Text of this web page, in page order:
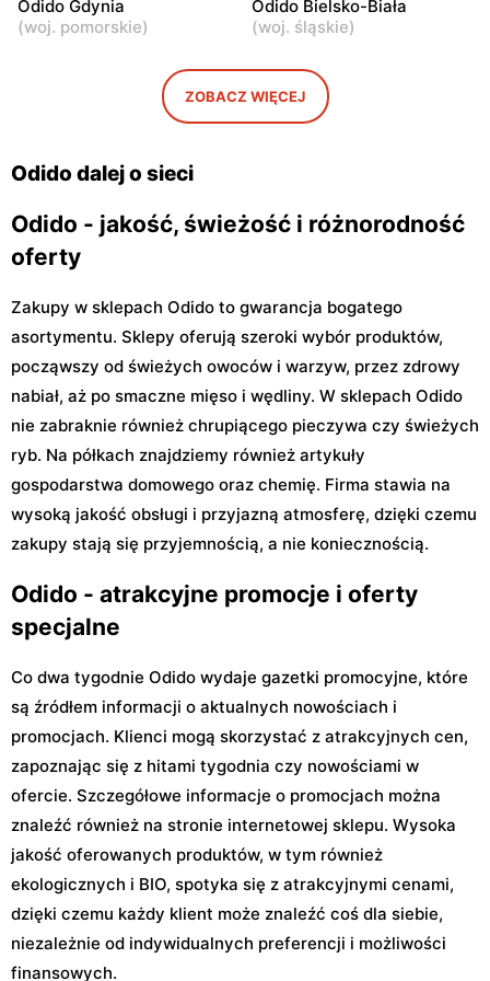
Pruszków, ul.
Emancypantek 4
Truskaw, ul. 3 Maja 64
Stanisławów Pierwszy, ul.
Odido
Łazy, ul. Łączności 20
Odido Gdynia
(woj. pomorskie)
Odido Bielsko-Biała
(woj. śląskie)
ZOBACZ WIĘCEJ
Odido dalej o sieci
Odido - jakość, świeżość i różnorodność
oferty
Zakupy w sklepach Odido to gwarancja bogatego
asortymentu. Sklepy oferują szeroki wybór produktów,
począwszy od świeżych owoców i warzyw, przez zdrowy
nabiał, aż po smaczne mięso i wędliny. W sklepach Odido
nie zabraknie również chrupiącego pieczywa czy świeżych
ryb. Na półkach znajdziemy również artykuły
gospodarstwa domowego oraz chemię. Firma stawia na
wysoką jakość obsługi i przyjazną atmosferę, dzięki czemu
zakupy stają się przyjemnością, a nie koniecznością.
Odido - atrakcyjne promocje i oferty
specjalne
Co dwa tygodnie Odido wydaje gazetki promocyjne, które
są źródłem informacji o aktualnych nowościach i
promocjach. Klienci mogą skorzystać z atrakcyjnych cen,
zapoznając się z hitami tygodnia czy nowościami w
ofercie. Szczegółowe informacje o promocjach można
znaleźć również na stronie internetowej sklepu. Wysoka
jakość oferowanych produktów, w tym również
ekologicznych i BIO, spotyka się z atrakcyjnymi cenami,
dzięki czemu każdy klient może znaleźć coś dla siebie,
niezależnie od indywidualnych preferencji i możliwości
finansowych.